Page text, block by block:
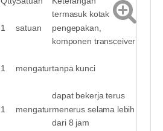
1 satuan
termasuk kotak
pengepakan,
komponen transceiver
1 mengaturtanpa kunci
1 mengatur
dapat bekerja terus
menerus selama lebih
dari 8 jam